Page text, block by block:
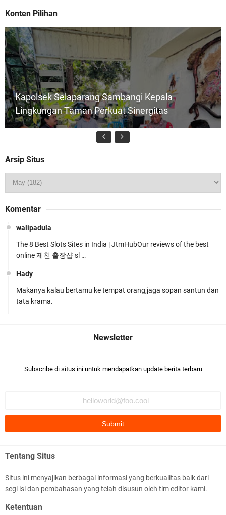
Konten Pilihan
Kapolsek Selaparang Sambangi Kepala
Lingkungan Taman Perkuat Sinergitas
Gelar Apel Siaga Kamtibmas Serentak
Polres Lombok Timur Raih Predikat 'A' Layanan
Polres Lotim Gelar Apel Kamtibmas Jelang HUT
Ke-81 RI dan Kunjungan Kapolri
Arsip Situs
Komentar
walipadula
The 8 Best Slots Sites in India | JtmHubOur reviews of the best
online 제천 출장샵 sl …
Hady
Makanya kalau bertamu ke tempat orang,jaga sopan santun dan
tata krama.
Subscribe di situs ini untuk mendapatkan update berita terbaru
Tentang Situs
Situs ini menyajikan berbagai informasi yang berkualitas baik dari
segi isi dan pembahasan yang telah disusun oleh tim editor kami.
Ketentuan